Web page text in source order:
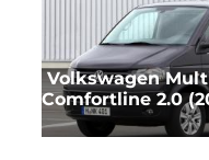
Volkswagen
Comfortline 2.0